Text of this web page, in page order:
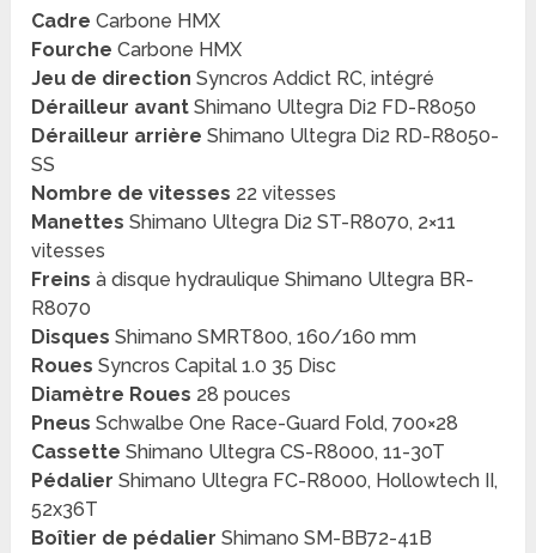
Cadre Carbone HMX
Fourche Carbone HMX
Jeu de direction Syncros Addict RC, intégré
Dérailleur avant Shimano Ultegra Di2 FD-R8050
Dérailleur arrière Shimano Ultegra Di2 RD-R8050-
SS
Nombre de vitesses 22 vitesses
Manettes Shimano Ultegra Di2 ST-R8070, 2×11
vitesses
Freins à disque hydraulique Shimano Ultegra BR-
R8070
Disques Shimano SMRT800, 160/160 mm
Roues Syncros Capital 1.0 35 Disc
Diamètre Roues 28 pouces
Pneus Schwalbe One Race-Guard Fold, 700×28
Cassette Shimano Ultegra CS-R8000, 11-30T
Pédalier Shimano Ultegra FC-R8000, Hollowtech II,
52x36T
Boîtier de pédalier Shimano SM-BB72-41B